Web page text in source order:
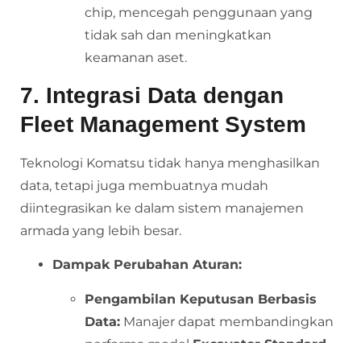
chip, mencegah penggunaan yang
tidak sah dan meningkatkan
keamanan aset.
7. Integrasi Data dengan
Fleet Management System
Teknologi Komatsu tidak hanya menghasilkan
data, tetapi juga membuatnya mudah
diintegrasikan ke dalam sistem manajemen
armada yang lebih besar.
Dampak Perubahan Aturan:
Pengambilan Keputusan Berbasis
Data: Manajer dapat membandingkan